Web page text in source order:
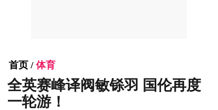
首页 / 体育
全英赛峰译阀敏铩羽 国伦再度
一轮游！